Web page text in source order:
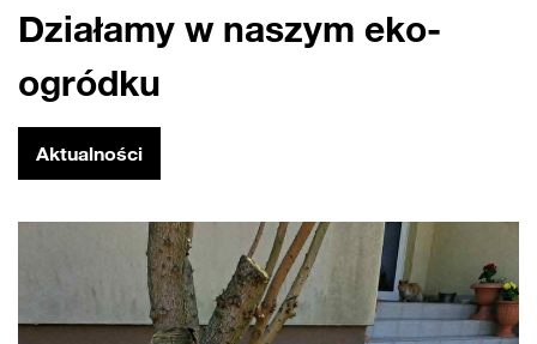
Działamy w naszym eko-
ogródku
Aktualności